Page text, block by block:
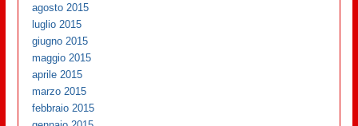
agosto 2015
luglio 2015
giugno 2015
maggio 2015
aprile 2015
marzo 2015
febbraio 2015